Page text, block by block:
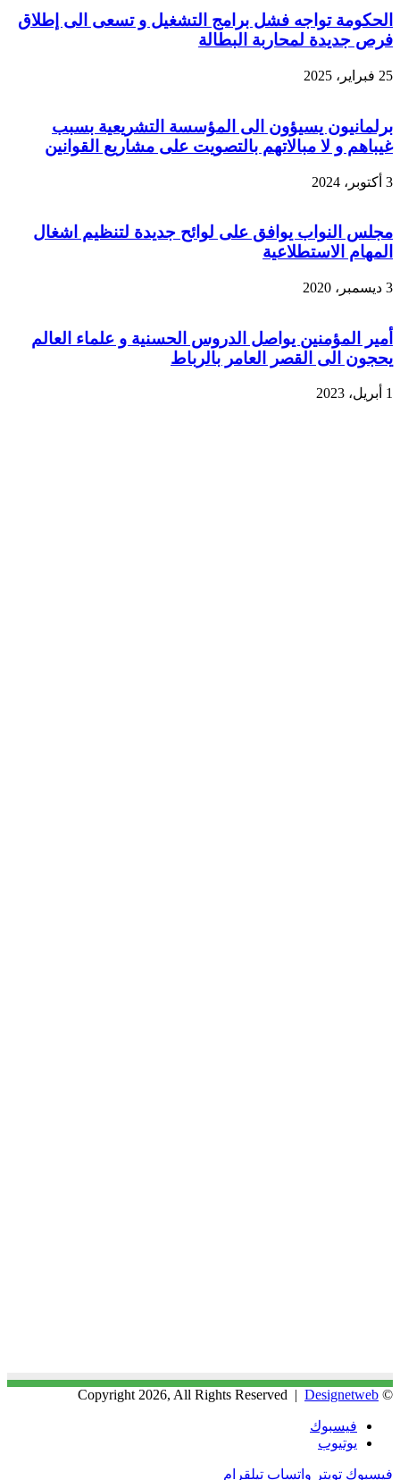
الحكومة تواجه فشل برامج التشغيل و تسعى الى إطلاق
فرص جديدة لمحاربة البطالة
25 فبراير، 2025
برلمانيون يسيؤون الى المؤسسة التشريعية بسبب
غيباهم و لا مبالاتهم بالتصويت على مشاريع القوانين
3 أكتوبر، 2024
مجلس النواب يوافق على لوائح جديدة لتنظيم اشغال
المهام الاستطلاعية
3 ديسمبر، 2020
أمير المؤمنين يواصل الدروس الحسنية و علماء العالم
يحجون الى القصر العامر بالرباط
1 أبريل، 2023
© Copyright 2026, All Rights Reserved |
Designetweb
فيسبوك
يوتيوب
فيسبوك تويتر واتساب تيلقرام